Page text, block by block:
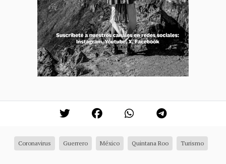
Coronavirus Guerrero México Quintana Roo Turismo